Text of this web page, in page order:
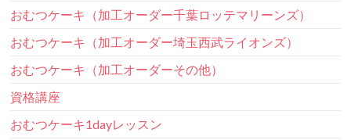
おむつケーキ（加工オーダー千葉ロッテマリーンズ）
おむつケーキ（加工オーダー埼玉西武ライオンズ）
おむつケーキ（加工オーダーその他）
資格講座
おむつケーキ1dayレッスン